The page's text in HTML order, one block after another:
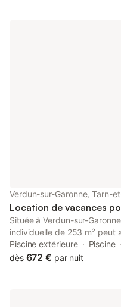
Verdun-sur-Garonne, Tarn-
Location de vacances
Située à Verdun-sur-
individuelle de 253 m² peut
propriété se trouve à 1000
spacieux pour les grands
Piscine extérieure Piscine
dès 672 € par nuit